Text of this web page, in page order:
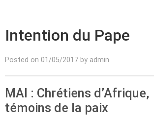
Intention du Pape
Posted on 01/05/2017 by admin
MAI : Chrétiens d’Afrique,
témoins de la paix